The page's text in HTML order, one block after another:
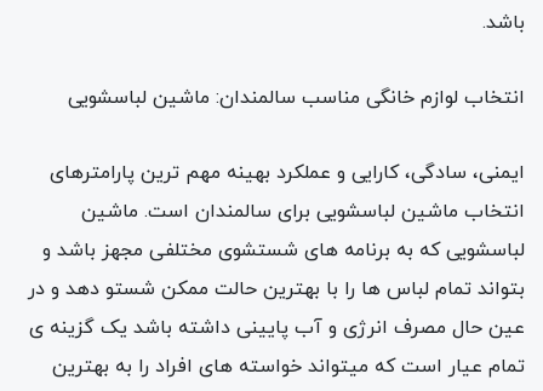
باشد.
انتخاب لوازم خانگی مناسب سالمندان: ماشین لباسشویی
ایمنی، سادگی، کارایی و عملکرد بهینه مهم ترین پارامترهای
انتخاب ماشین لباسشویی برای سالمندان است. ماشین
لباسشویی که به برنامه های شستشوی مختلفی مجهز باشد و
بتواند تمام لباس ها را با بهترین حالت ممکن شستو دهد و در
عین حال مصرف انرژی و آب پایینی داشته باشد یک گزینه ی
تمام عیار است که میتواند خواسته های افراد را به بهترین